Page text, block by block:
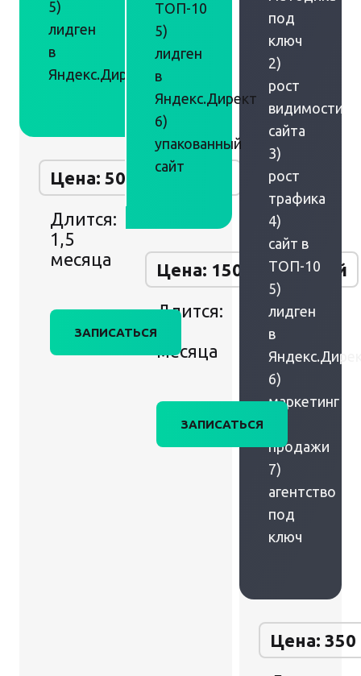
5)
лидген
в
Яндекс.Директ
Цена: 50 000 рублей
Длится:
1,5
месяца
ЗАПИСАТЬСЯ
ТОП-10
5)
лидген
в
Яндекс.Директ
6)
упакованный
сайт
Цена: 150 000 рублей
Длится:
2
месяца
ЗАПИСАТЬСЯ
под
ключ
2)
рост
видимости
сайта
3)
рост
трафика
4)
сайт в
ТОП-10
5)
лидген
в
6)
маркетинг
продажи
7)
агентство
под
ключ
Цена: 350